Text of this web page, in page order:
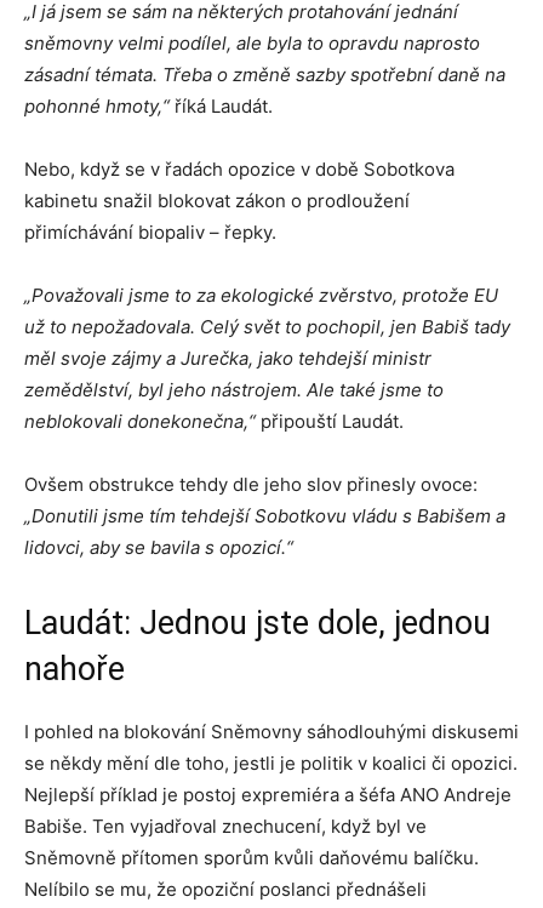
„I já jsem se sám na některých protahování jednání
sněmovny velmi podílel, ale byla to opravdu naprosto
zásadní témata. Třeba o změně sazby spotřební daně na
pohonné hmoty,“říká Laudát.
Nebo, když se v řadách opozice v době Sobotkova
kabinetu snažil blokovat zákon o prodloužení
přimíchávání biopaliv – řepky.
„Považovali jsme to za ekologické zvěrstvo, protože EU
už to nepožadovala. Celý svět to pochopil, jen Babiš tady
měl svoje zájmy a Jurečka, jako tehdejší ministr
zemědělství, byl jeho nástrojem. Ale také jsme to
neblokovali donekonečna,“připouští Laudát.
Ovšem obstrukce tehdy dle jeho slov přinesly ovoce:
„Donutili jsme tím tehdejší Sobotkovu vládu s Babišem a
lidovci, aby se bavila s opozicí.“
Laudát: Jednou jste dole, jednou
nahoře
I pohled na blokování Sněmovny sáhodlouhými diskusemi
se někdy mění dle toho, jestli je politik v koalici či opozici.
Nejlepší příklad je postoj expremiéra a šéfa ANO Andreje
Babiše. Ten vyjadřoval znechucení, když byl ve
Sněmovně přítomen sporům kvůli daňovému balíčku.
Nelíbilo se mu, že opoziční poslanci přednášeli